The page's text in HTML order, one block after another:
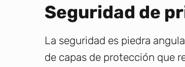
Seguridad de
La seguridad es piedra
de capas de protección que